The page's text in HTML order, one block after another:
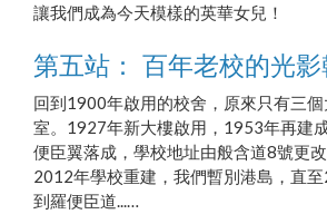
讓我們成為今天模樣的英華女兒！
第五站： 百年老校的光
回到1900年啟用的校舍，原來只有三
室。1927年新大樓啟用，1953年再建
便臣翼落成，學校地址由般含道8號更
2012年學校重建，我們暫別港島，直
到羅便臣道...…